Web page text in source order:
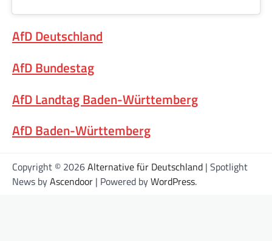
AfD Deutschland
AfD Bundestag
AfD Landtag Baden-Württemberg
AfD Baden-Württemberg
Copyright © 2026Alternative für Deutschland | Spotlight
News byAscendoor | Powered byWordPress.